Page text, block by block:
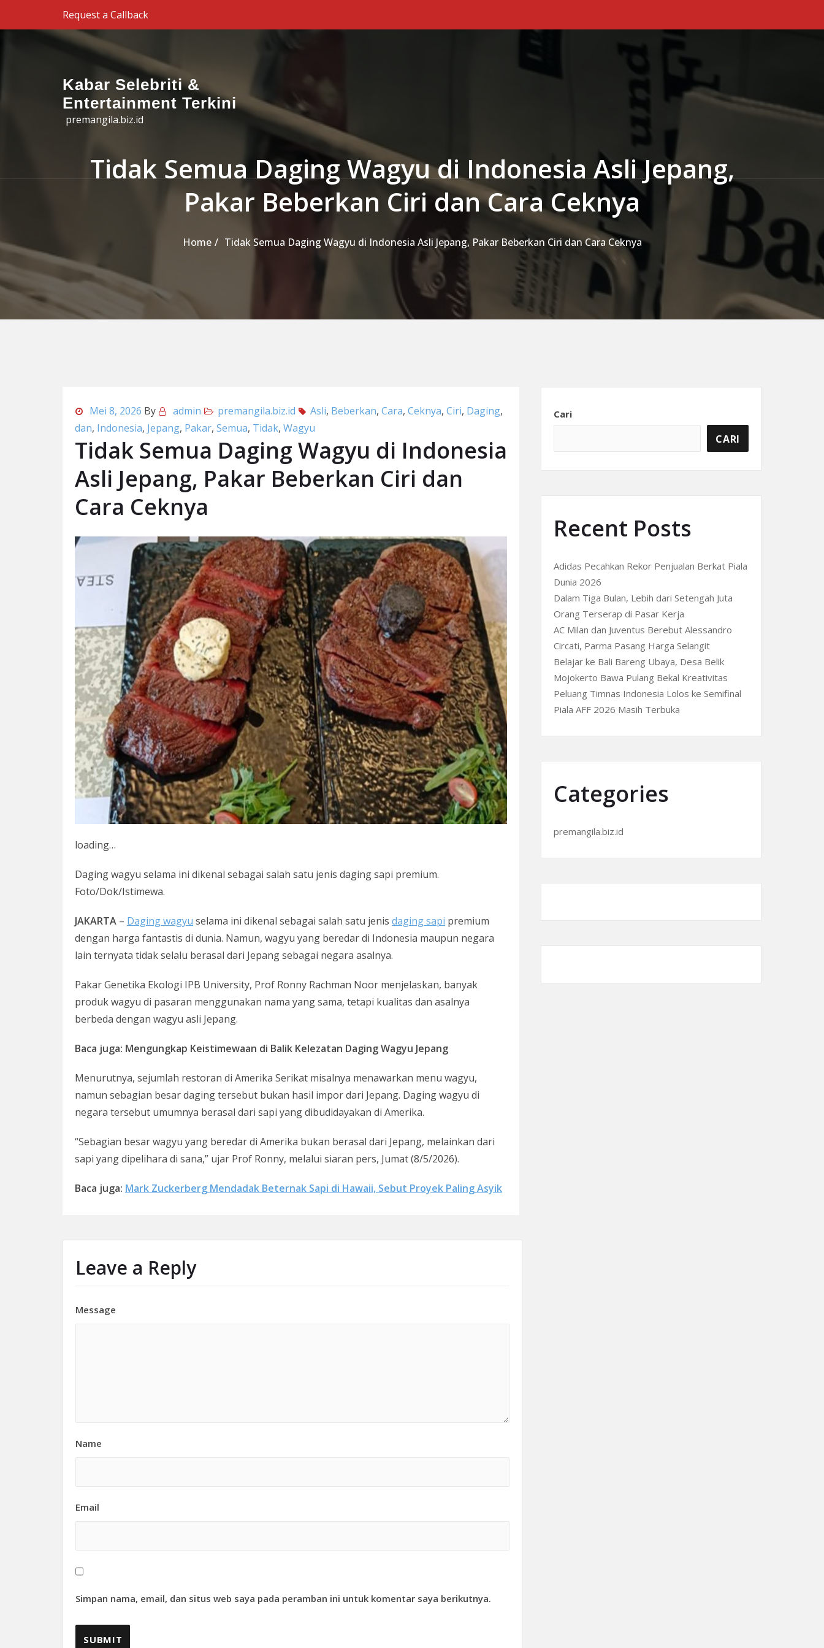
Skip to the contentRequest a Callback
Kabar Selebriti &
Entertainment Terkini
premangila.biz.id
Primary Menu
Tidak Semua Daging Wagyu di Indonesia Asli Jepang,
Pakar Beberkan Ciri dan Cara Ceknya
Home Tidak Semua Daging Wagyu di Indonesia Asli Jepang, Pakar Beberkan Ciri dan Cara Ceknya
Mei 8, 2026 By admin premangila.biz.id Asli, Beberkan, Cara, Ceknya, Ciri, Daging,
dan, Indonesia, Jepang, Pakar, Semua, Tidak, Wagyu
Tidak Semua Daging Wagyu di Indonesia
Asli Jepang, Pakar Beberkan Ciri dan
Cara Ceknya
loading…
Daging wagyu selama ini dikenal sebagai salah satu jenis daging sapi premium.
Foto/Dok/Istimewa.
JAKARTA – Daging wagyu selama ini dikenal sebagai salah satu jenis daging sapi premium
dengan harga fantastis di dunia. Namun, wagyu yang beredar di Indonesia maupun negara
lain ternyata tidak selalu berasal dari Jepang sebagai negara asalnya.
Pakar Genetika Ekologi IPB University, Prof Ronny Rachman Noor menjelaskan, banyak
produk wagyu di pasaran menggunakan nama yang sama, tetapi kualitas dan asalnya
berbeda dengan wagyu asli Jepang.
Baca juga: Mengungkap Keistimewaan di Balik Kelezatan Daging Wagyu Jepang
Menurutnya, sejumlah restoran di Amerika Serikat misalnya menawarkan menu wagyu,
namun sebagian besar daging tersebut bukan hasil impor dari Jepang. Daging wagyu di
negara tersebut umumnya berasal dari sapi yang dibudidayakan di Amerika.
“Sebagian besar wagyu yang beredar di Amerika bukan berasal dari Jepang, melainkan dari
sapi yang dipelihara di sana,” ujar Prof Ronny, melalui siaran pers, Jumat (8/5/2026).
Baca juga: Mark Zuckerberg Mendadak Beternak Sapi di Hawaii, Sebut Proyek Paling Asyik
Leave a Reply
Message
Name
Email
Simpan nama, email, dan situs web saya pada peramban ini untuk komentar saya berikutnya.
Cari
CARI
Recent Posts
Adidas Pecahkan Rekor Penjualan Berkat Piala
Dunia 2026
Dalam Tiga Bulan, Lebih dari Setengah Juta
Orang Terserap di Pasar Kerja
AC Milan dan Juventus Berebut Alessandro
Circati, Parma Pasang Harga Selangit
Belajar ke Bali Bareng Ubaya, Desa Belik
Mojokerto Bawa Pulang Bekal Kreativitas
Peluang Timnas Indonesia Lolos ke Semifinal
Piala AFF 2026 Masih Terbuka
Categories
premangila.biz.id